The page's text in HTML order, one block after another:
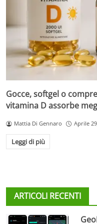
Gocce, softgel o
vitamina D assorbe
Mattia Di Gennaro Aprile
Leggi di più
ARTICOLI RECENTI